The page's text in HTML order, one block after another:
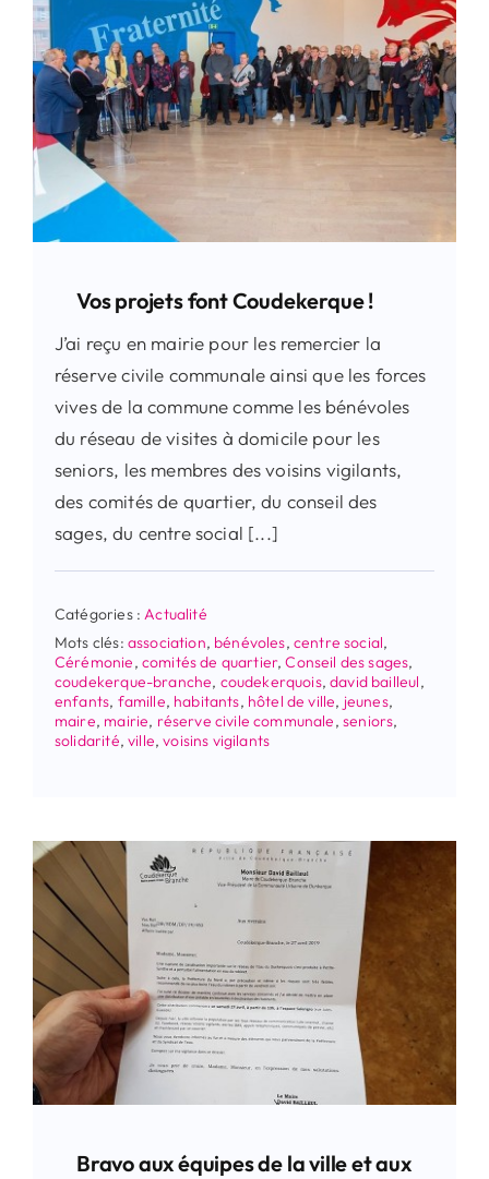
Vos projets font Coudekerque !
J’ai reçu en mairie pour les remercier la
réserve civile communale ainsi que les forces
vives de la commune comme les bénévoles
du réseau de visites à domicile pour les
seniors, les membres des voisins vigilants,
des comités de quartier, du conseil des
sages, du centre social [...]
Catégories :Actualité
Mots clés: association, bénévoles, centre social,
Cérémonie, comités de quartier,Conseil des sages,
coudekerque-branche, coudekerquois,david bailleul,
enfants, famille, habitants, hôtel de ville, jeunes,
maire, mairie, réserve civile communale, seniors,
solidarité,ville,voisins vigilants
Bravo aux équipes de la ville et aux